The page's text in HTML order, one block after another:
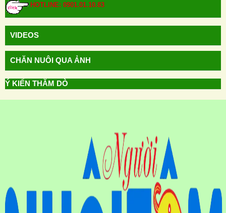
HOTLINE: 0901.01.10.83
VIDEOS
CHĂN NUÔI QUA ẢNH
Ý KIẾN THĂM DÒ